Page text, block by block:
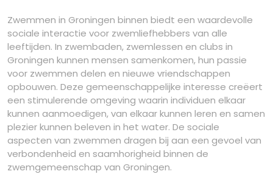
Zwemmen in Groningen binnen biedt een waardevolle
sociale interactie voor zwemliefhebbers van alle
leeftijden. In zwembaden, zwemlessen en clubs in
Groningen kunnen mensen samenkomen, hun passie
voor zwemmen delen en nieuwe vriendschappen
opbouwen. Deze gemeenschappelijke interesse creëert
een stimulerende omgeving waarin individuen elkaar
kunnen aanmoedigen, van elkaar kunnen leren en samen
plezier kunnen beleven in het water. De sociale
aspecten van zwemmen dragen bij aan een gevoel van
verbondenheid en saamhorigheid binnen de
zwemgemeenschap van Groningen.